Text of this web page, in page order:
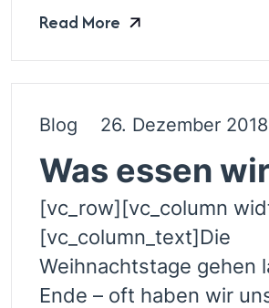
Read More
Blog 26. Dezember 2018
Was essen
[vc_row][vc_column
[vc_column_text]Die
Weihnachtstage gehen
Ende – oft haben wir